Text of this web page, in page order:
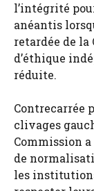
l’intégrité
anéantis
retardée de
d’éthique
réduite.
Contrecarrée
clivages
Commission
de
les